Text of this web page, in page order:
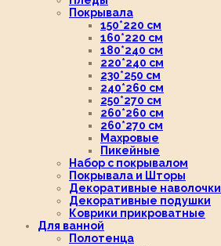
Покрывала
150*220 см
160*220 см
180*240 см
220*240 см
230*250 см
240*260 см
250*270 см
260*260 см
260*270 см
Махровые
Пикейные
Набор с покрывалом
Покрывала и Шторы
Декоративные наволочки
Декоративные подушки
Коврики прикроватные
Для ванной
Полотенца